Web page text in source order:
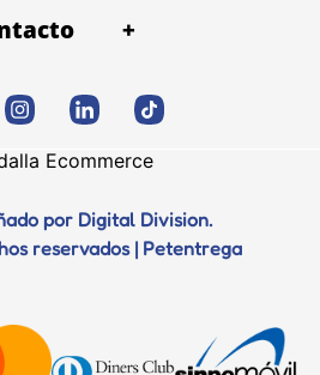
+
por Digital Division.
reservados | Petentrega